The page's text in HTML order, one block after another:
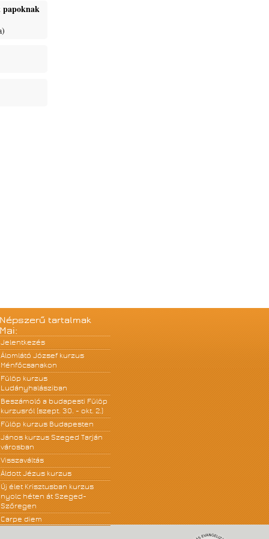
papoknak
Népszerű tartalmak
Mai:
Jelentkezés
Álomlátó József kurzus
Ménfőcsanakon
Fülöp kurzus
Ludányhalásziban
Beszámoló a budapesti Fülöp
kurzusról (szept. 30. - okt. 2.)
Fülöp kurzus Budapesten
János kurzus Szeged Tarján
városban
Visszaváltás
Áldott Jézus kurzus
Új élet Krisztusban kurzus
nyolc héten át Szeged-
Szőregen
Carpe diem